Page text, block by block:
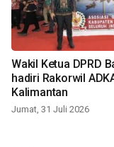
Wakil Ketua DPRD
hadiri Rakorwil
Kalimantan
Jumat, 31 Juli 2026